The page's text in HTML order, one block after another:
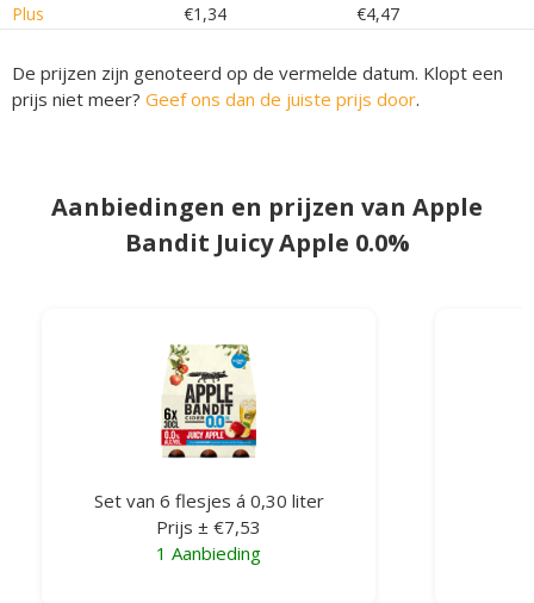
Plus
€1,34 €4,47
De prijzen zijn genoteerd op de vermelde datum. Klopt een
prijs niet meer? Geef ons dan de juiste prijs door.
Aanbiedingen en prijzen van Apple
Bandit Juicy Apple 0.0%
Set van 6 flesjes á 0,30 liter
Prijs ± €7,53
1 Aanbieding